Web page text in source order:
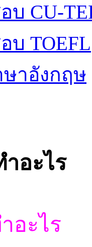
บ CU-
บ TOEFL
าอังกฤษ
ำอะไร
อะไร